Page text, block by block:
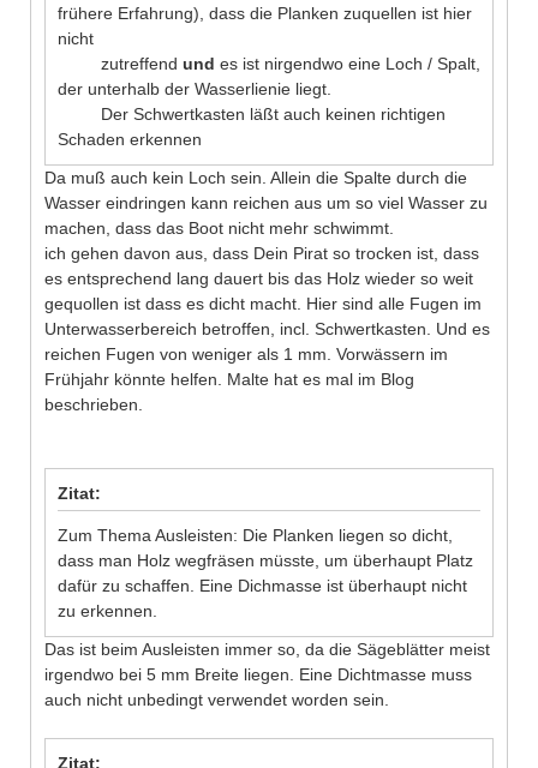
frühere Erfahrung), dass die Planken zuquellen ist hier
nicht
zutreffend und es ist nirgendwo eine Loch / Spalt,
der unterhalb der Wasserlienie liegt.
Der Schwertkasten läßt auch keinen richtigen
Schaden erkennen
Da muß auch kein Loch sein. Allein die Spalte durch die
Wasser eindringen kann reichen aus um so viel Wasser zu
machen, dass das Boot nicht mehr schwimmt.
ich gehen davon aus, dass Dein Pirat so trocken ist, dass
es entsprechend lang dauert bis das Holz wieder so weit
gequollen ist dass es dicht macht. Hier sind alle Fugen im
Unterwasserbereich betroffen, incl. Schwertkasten. Und es
reichen Fugen von weniger als 1 mm. Vorwässern im
Frühjahr könnte helfen. Malte hat es mal im Blog
beschrieben.
Zitat:
Zum Thema Ausleisten: Die Planken liegen so dicht,
dass man Holz wegfräsen müsste, um überhaupt Platz
dafür zu schaffen. Eine Dichmasse ist überhaupt nicht
zu erkennen.
Das ist beim Ausleisten immer so, da die Sägeblätter meist
irgendwo bei 5 mm Breite liegen. Eine Dichtmasse muss
auch nicht unbedingt verwendet worden sein.
Zitat: